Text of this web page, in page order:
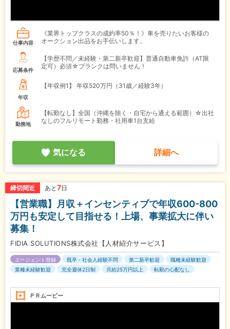
仕事内容
《業界トップクラスの成約率50％！》車を売りたいお客様の
オークション出品をお手伝いします。
応募条件
【学歴不問／未経験・第二新卒歓迎】普通自動車免許（AT限
定可）必須☆ブランクは問いません！
年収
【年収例1】 年収520万円（31歳／経験3年）
勤務地
【転勤なし】全国（沖縄を除く・自宅から通える範囲）☆出社
なしのフルリモート勤務・社用車1台支給
気になる 詳細へ
締切間近 あと 7日
【営業職】月収＋インセンティブで年収600-800
万円も安定して目指せる！上場、事業拡大に伴い
募集！
FIDIA SOLUTIONS株式会社【人材紹介サービス】
エージェント登録 既卒・社会人経験不問 第二新卒歓迎
職種未経験歓迎
業種未経験歓迎
完全週休2日制 月給25万円以上 転勤の心配なし
ＰＲムービー